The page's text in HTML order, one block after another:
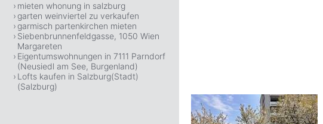
mieten whonung in salzburg
garten weinviertel zu verkaufen
garmisch partenkirchen mieten
Siebenbrunnenfeldgasse, 1050 Wien
Margareten
Eigentumswohnungen in 7111 Parndorf
(Neusiedl am See, Burgenland)
Lofts kaufen in Salzburg(Stadt)
(Salzburg)